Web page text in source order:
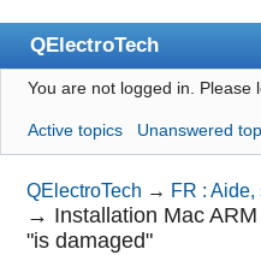
QElectroTech
Index
User list
Search
Register
You are not logged in. Please
Active topics Unanswered
QElectroTech → FR :
→ Installation Mac
"is damaged"